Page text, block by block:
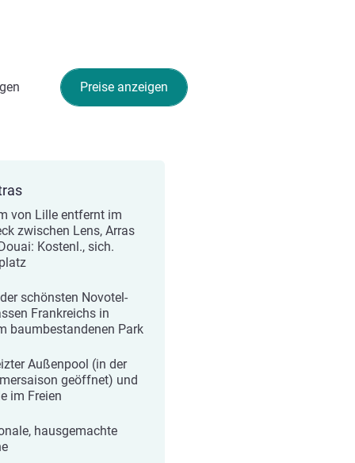
Preise anzeigen
von Lille entfernt im
zwischen Lens, Arras
Kostenl., sich.
schönsten Novotel-
Frankreichs in
baumbestandenen Park
Außenpool (in der
geöffnet) und
im Freien
hausgemachte